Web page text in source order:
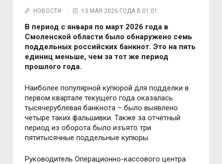
НОВОСТИ 13 МАЯ 2026 ГОДА В 01:01
В период с января по март 2026 года в
Смоленской области было обнаружено семь
поддельных российских банкнот. Это на пять
единиц меньше, чем за тот же период
прошлого года.
Наиболее популярной купюрой для подделки в
первом квартале текущего года оказалась
тысячерублевая банкнота – было выявлено
четыре таких фальшивки. Также за отчётный
период из оборота было изъято три
пятитысячные поддельные купюры.
Руководитель Операционно-кассового центра